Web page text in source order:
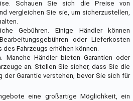
Schauen Sie sich die Preise von
vergleichen Sie sie, um sicherzustellen,
Gebühren. Einige Händler können
oder Lieferkosten
Fahrzeugs erhöhen können.
Manche Händler bieten Garantien oder
an. Stellen Sie sicher, dass Sie die
der Garantie verstehen, bevor Sie sich für
eine großartige Möglichkeit, ein